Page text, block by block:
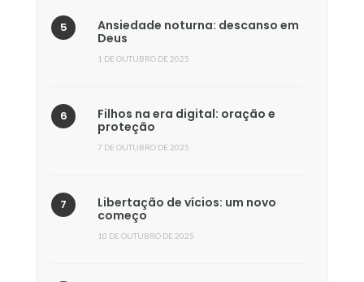
Ansiedade noturna: descanso em
Deus
1 DE OUTUBRO DE 2025
Filhos na era digital: oração e
proteção
7 DE OUTUBRO DE 2025
Libertação de vícios: um novo
começo
10 DE OUTUBRO DE 2025